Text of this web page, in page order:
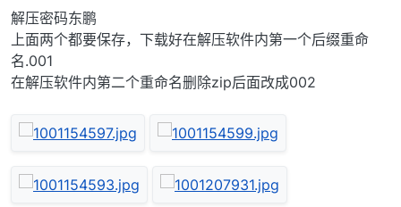
解压密码东鹏
上面两个都要保存，下载好在解压软件内第一个后缀重命
名.001
在解压软件内第二个重命名删除zip后面改成002